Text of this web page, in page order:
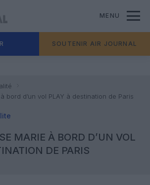
MENU
SOUTENIR AIR JOURNAL
bord d’un vol PLAY à destination de Paris
MARIE À BORD D’UN VOL
DE PARIS